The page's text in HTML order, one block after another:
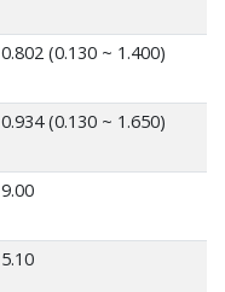
0.802 (0.130 ~ 1.400)
0.934 (0.130 ~ 1.650)
9.00
5.10